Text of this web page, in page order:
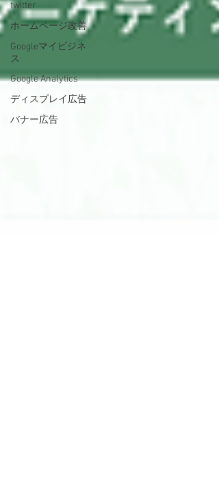
twitter
ホームページ改善
Googleマイビジネ
ス
Google Analytics
ディスプレイ広告
バナー広告